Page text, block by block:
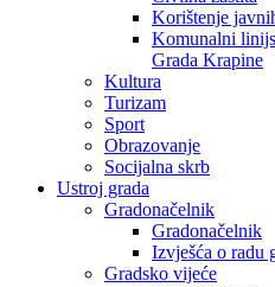
Korištenje
Komunalni
Grada Krapine
Kultura
Turizam
Sport
Obrazovanje
Socijalna skrb
Ustroj grada
Gradonačelnik
Gradonačelnik
Izvješća o radu
Gradsko vijeće